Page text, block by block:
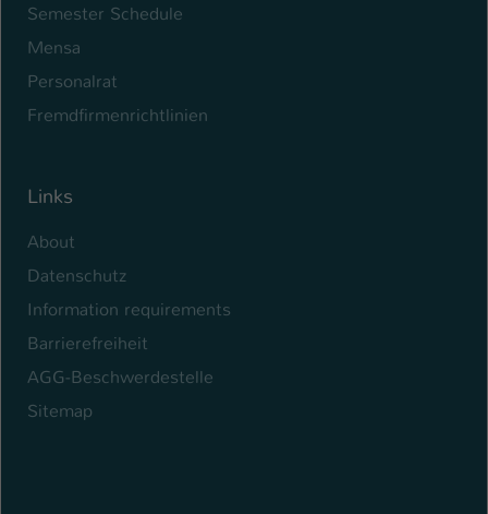
Semester Schedule
Mensa
Personalrat
Fremdfirmenrichtlinien
Links
About
Datenschutz
Information requirements
Barrierefreiheit
AGG-Beschwerdestelle
Sitemap